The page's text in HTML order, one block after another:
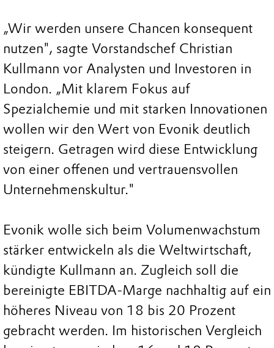
„Wir werden unsere Chancen konsequent
nutzen", sagte Vorstandschef Christian
Kullmann vor Analysten und Investoren in
London. „Mit klarem Fokus auf
Spezialchemie und mit starken Innovationen
wollen wir den Wert von Evonik deutlich
steigern. Getragen wird diese Entwicklung
von einer offenen und vertrauensvollen
Unternehmenskultur."
Evonik wolle sich beim Volumenwachstum
stärker entwickeln als die Weltwirtschaft,
kündigte Kullmann an. Zugleich soll die
bereinigte EBITDA-Marge nachhaltig auf ein
höheres Niveau von 18 bis 20 Prozent
gebracht werden. Im historischen Vergleich